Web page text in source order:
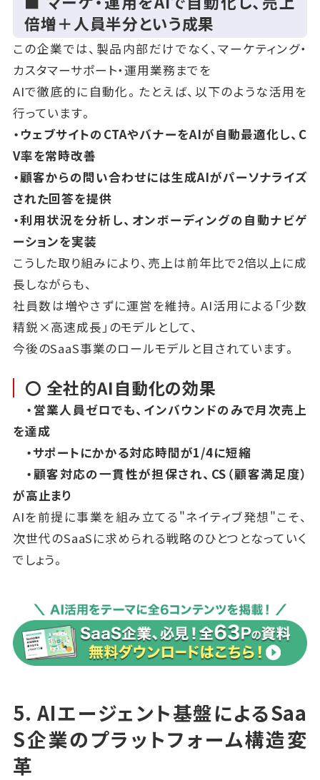
倍増＋人員半分という成果
この企業では、製品内部だけでなく、マーケティング・
カスタマーサポート・運用業務までを
AIで徹底的に自動化。たとえば、以下のような活用を
行っています。
・ウェブサイトのCTAやバナーをAIが自動最適化し、C
V率を常時改善
・顧客からの問い合わせには生成AIがパーソナライズ
された回答を提供
・利用状況を分析し、オンボーディングの自動ナビゲ
ーションを実装
こうした取り組みにより、売上は前年比で2倍以上に成
長しながらも、
社員数は増やさずに運営を維持。AI活用による「少数
精鋭×高速成長」のモデルとして、
今後のSaaS事業のロールモデルと目されています。
〇 全社的AI自動化の効果
・営業人員ゼロでも、インバウンドのみで月次売上
を達成
・サポートにかかる対応時間が1/4に短縮
・顧客対応の一貫性が担保され、CS（顧客満足度）
が高止まり
AIを前提に事業を組み立てる"ネイティブ発想"こそ、
次世代のSaaSに求められる戦略のひとつとなっていく
でしょう。
5. AIエージェント基盤によるSaa
S企業のプラットフォーム構造変
革